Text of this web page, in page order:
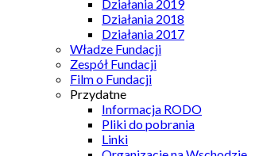
Działania 2019
Działania 2018
Działania 2017
Władze Fundacji
Zespół Fundacji
Film o Fundacji
Przydatne
Informacja RODO
Pliki do pobrania
Linki